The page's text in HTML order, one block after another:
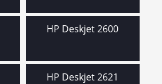
HP Deskjet 2600
HP Deskjet 2621